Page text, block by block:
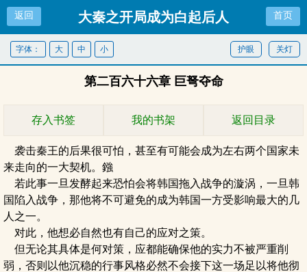
返回 大秦之开局成为白起后人 首页
关灯
护眼
字体： 大 中 小
第二百六十六章 巨弩夺命
存入书签 我的书架 返回目录
袭击秦王的后果很可怕，甚至有可能会成为左右两个国家未
来走向的一大契机。鏹
若此事一旦发酵起来恐怕会将韩国拖入战争的漩涡，一旦韩
国陷入战争，那他将不可避免的成为韩国一方受影响最大的几
人之一。
对此，他想必自然也有自己的应对之策。
但无论其具体是何对策，应都能确保他的实力不被严重削
弱，否则以他沉稳的行事风格必然不会接下这一场足以将他彻